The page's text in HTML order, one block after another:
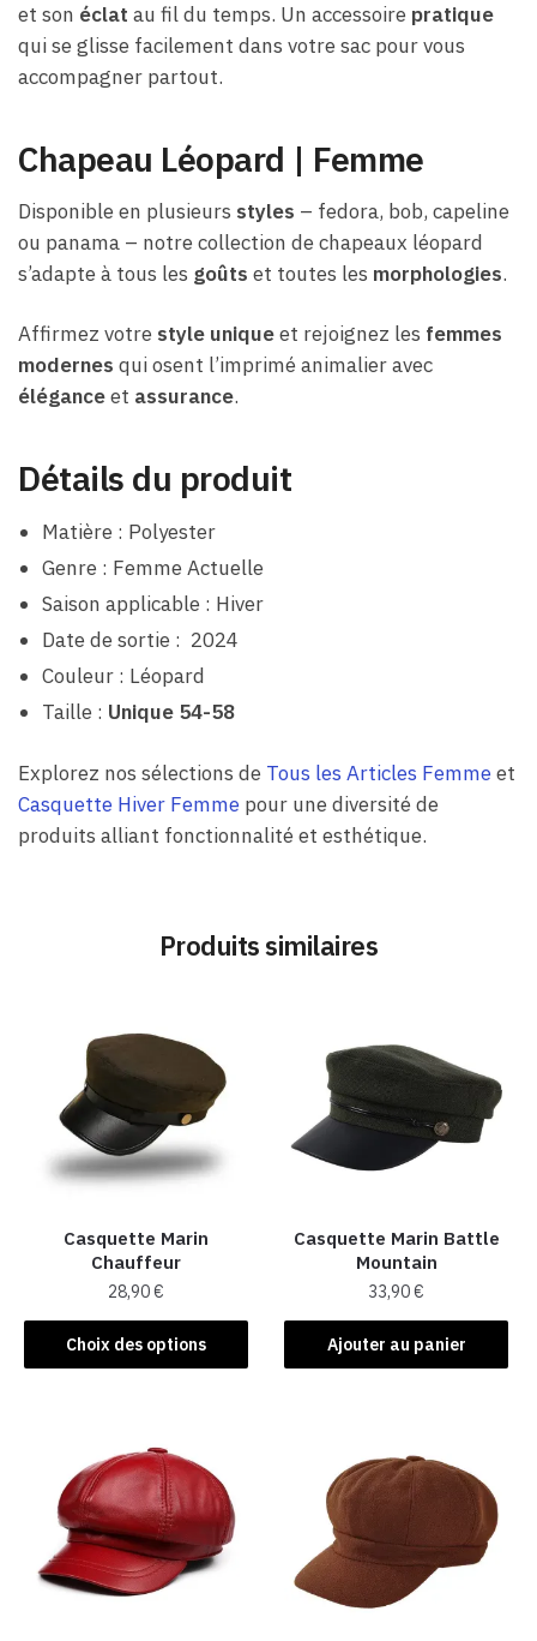
et son éclat au fil du temps. Un accessoire pratique
qui se glisse facilement dans votre sac pour vous
accompagner partout.
Chapeau Léopard | Femme
Disponible en plusieurs styles – fedora, bob, capeline
ou panama – notre collection de chapeaux léopard
s’adapte à tous les goûts et toutes les morphologies.
Affirmez votre style uniqueet rejoignez les femmes
modernes qui osent l’imprimé animalier avec
éléganceet assurance.
Détails du produit
Matière : Polyester
Genre : Femme Actuelle
Saison applicable : Hiver
Date de sortie : 2024
Couleur : Léopard
Taille : Unique 54-58
Explorez nos sélections de Tous les Articles Femmeet
Casquette Hiver Femme pour une diversité de
produits alliant fonctionnalité et esthétique.
Produits similaires
Casquette Marin
Chauffeur
28,90€
Choix des options
Ce
produit
variations.
Les
options
peuvent
être
choisies
Casquette Marin Battle
Mountain
33,90€
Ajouter au panier